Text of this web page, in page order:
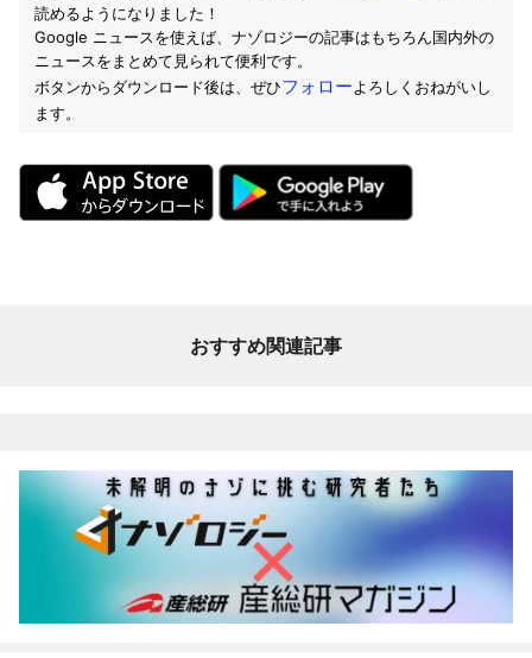
読めるようになりました！
Google ニュースを使えば、ナゾロジーの記事はもちろん国内外の
ニュースをまとめて見られて便利です。
ボタンからダウンロード後は、ぜひフォローよろしくおねがいし
ます。
おすすめ関連記事